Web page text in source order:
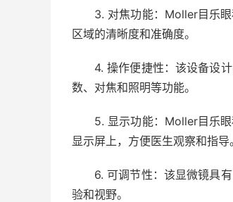
3. 对焦功能：Moller目乐
区域的清晰度和准确度。
4. 操作便捷性：该设备设
数、对焦和照明等功能。
5. 显示功能：Moller目乐
显示屏上，方便医生观察和指导。
6. 可调节性：该显微镜具
验和视野。